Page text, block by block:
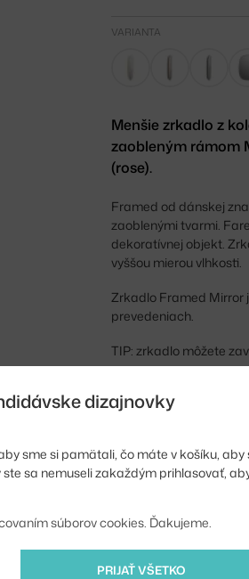
VARIANTA
Menšie zrkadlo z
zaobleným rámom
(rose).
Framed od dánskej
zaoblenými tvarmi.
dekoratívnej objekt.
vyššou mierou vlhkosti.
Zrkadlo Framed Mirror
prevedeniach.
TIP: zrkadlo môžete
Výška:
Šírka:
Materiál:
Kód produktu
dizajnovky
sme si pamätali, čo máte v košíku, aby
sa nemuseli zakaždým prihlasovať,
súborov cookies. Ďakujeme.
PRIJAŤ VŠETKO